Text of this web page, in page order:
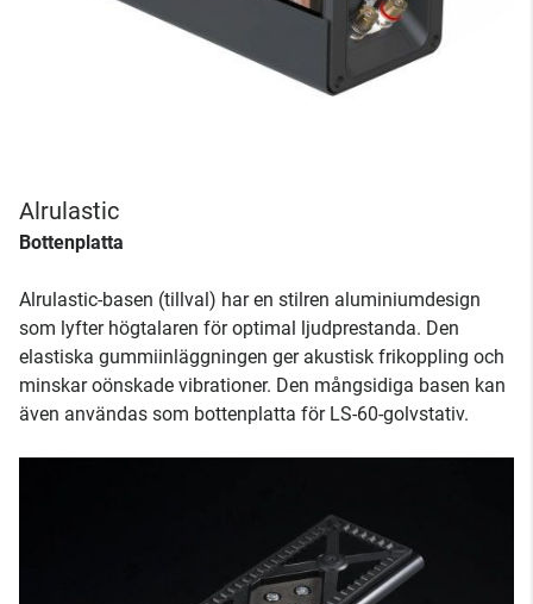
Alrulastic
Bottenplatta
Alrulastic-basen (tillval) har en stilren aluminiumdesign
som lyfter högtalaren för optimal ljudprestanda. Den
elastiska gummiinläggningen ger akustisk frikoppling och
minskar oönskade vibrationer. Den mångsidiga basen kan
även användas som bottenplatta för LS-60-golvstativ.